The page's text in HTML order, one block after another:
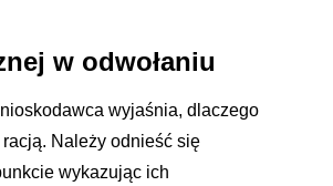
w odwołaniu
wyjaśnia, dlaczego
Należy odnieść się
wykazując ich